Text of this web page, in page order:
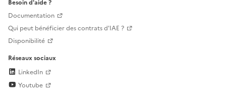
Besoin d'aide ?
Documentation
Qui peut bénéficier des contrats d'IAE ?
Disponibilité
Réseaux sociaux
LinkedIn
Youtube